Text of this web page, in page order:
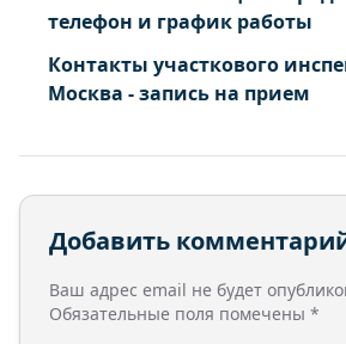
телефон и график работы
Контакты участкового
Москва - запись на прием
Добавить
Ваш адрес email не будет
Обязательные поля помечены *